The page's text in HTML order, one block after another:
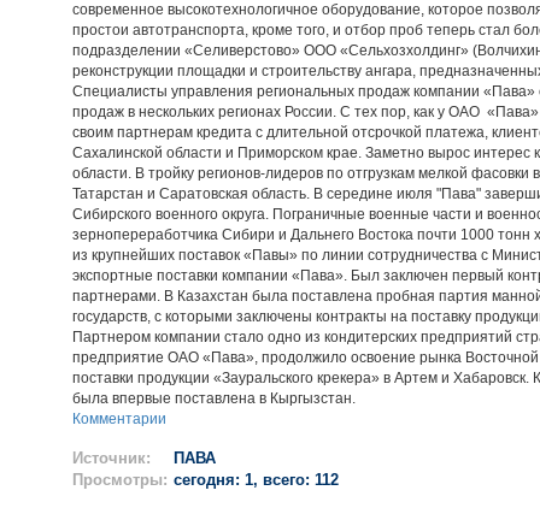
современное высокотехнологичное оборудование, которое
простои автотранспорта, кроме того, и отбор проб теперь стал
подразделении «Селиверстово» ООО «Сельхозхолдинг»
реконструкции площадки и строительству ангара,
Специалисты управления региональных продаж компании
продаж в нескольких регионах России. С тех пор, как у ОАО
своим партнерам кредита с длительной отсрочкой платежа,
Сахалинской области и Приморском крае. Заметно вырос интерес
области. В тройку регионов-лидеров по отгрузкам мелкой
Татарстан и Саратовская область. В середине июля "Пава"
Сибирского военного округа. Пограничные военные части и
зернопереработчика Сибири и Дальнего Востока почти 1000 тонн
из крупнейших поставок «Павы» по линии сотрудничества с
экспортные поставки компании «Пава». Был заключен первый
партнерами. В Казахстан была поставлена пробная партия
государств, с которыми заключены контракты на поставку
Партнером компании стало одно из кондитерских предприятий
предприятие ОАО «Пава», продолжило освоение рынка
поставки продукции «Зауральского крекера» в Артем и
была впервые поставлена в Кыргызстан.
Комментарии
Источник:
ПАВА
Просмотры: сегодня: 1, всего: 112